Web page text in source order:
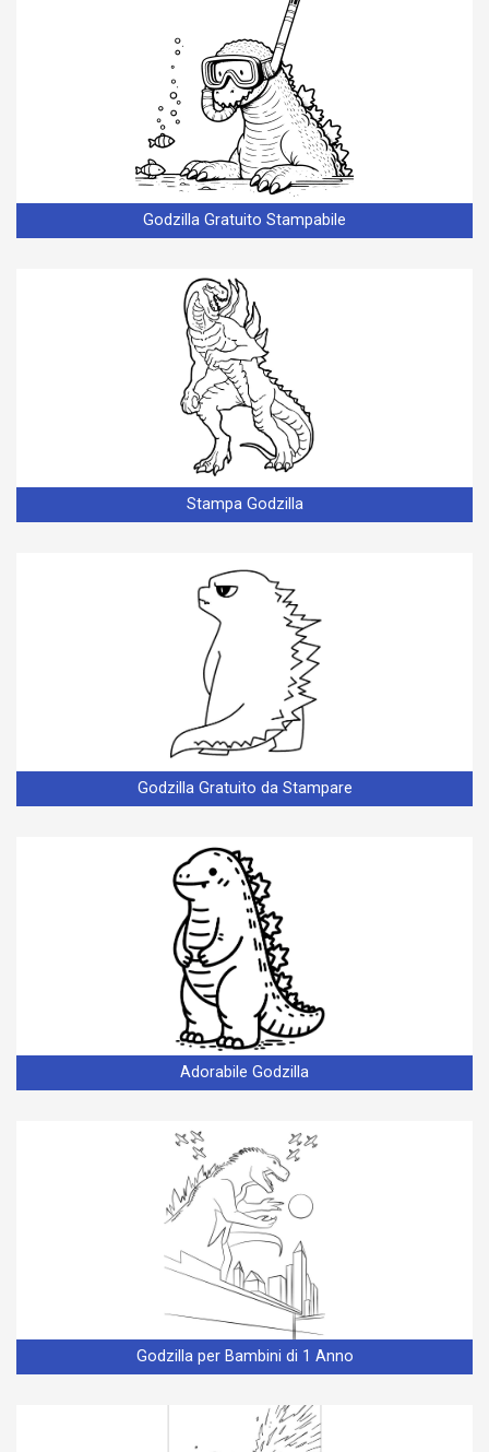
Godzilla Gratuito Stampabile
Stampa Godzilla
Godzilla Gratuito da Stampare
Adorabile Godzilla
Godzilla per Bambini di 1 Anno